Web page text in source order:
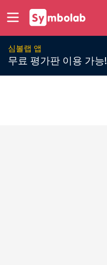
심볼랩 앱
무료 평가판 이용 가능!